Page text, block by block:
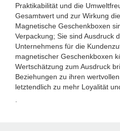
Praktikabilität und die
Gesamtwert und zur Wirkung
Magnetische Geschenkboxen
Verpackung; Sie sind Ausdruck
Unternehmens für die
magnetischer Geschenkboxen
Wertschätzung zum Ausdruck
Beziehungen zu ihren
letztendlich zu mehr Loyalität